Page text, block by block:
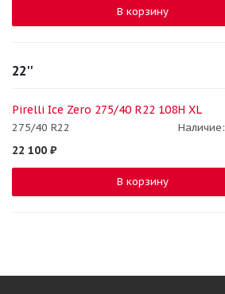
В корзину
22''
Pirelli Ice Zero 275/40 R22 108H XL
275/40 R22 Наличие:
22 100 ₽
В корзину